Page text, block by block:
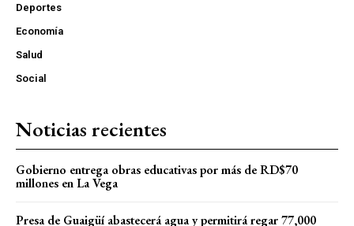
Deportes
Economía
Salud
Social
Noticias recientes
Gobierno entrega obras educativas por más de RD$70
millones en La Vega
Presa de Guaigüí abastecerá agua y permitirá regar 77,000